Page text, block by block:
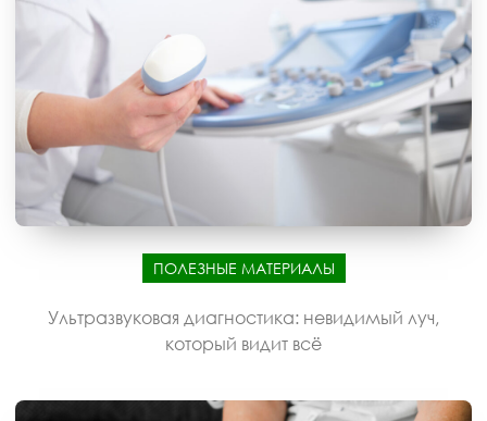
ПОЛЕЗНЫЕ МАТЕРИАЛЫ
Ультразвуковая диагностика: невидимый луч,
который видит всё